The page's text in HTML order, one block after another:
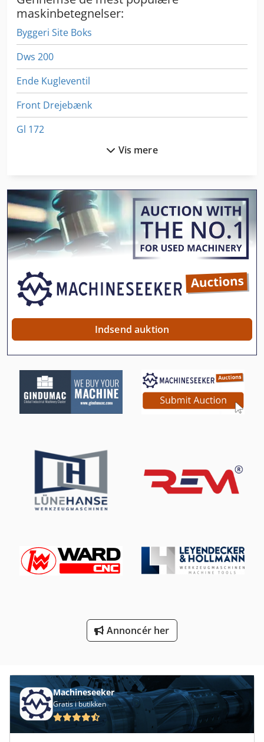
maskinbetegnelser:
Byggeri Site Boks
Dws 200
Ende Kugleventil
Front Drejebænk
Gl 172
International 1486
International 1586
International 1754
International 2674
International 433
International 434
International 584
International 986
Meh 5 2 1 8 B
Sonstige Karurusel Drejebænk 30 Dw 32
Vis mere
Indsend auktion
Annoncér her
Machineseeker
Gratis i butikken